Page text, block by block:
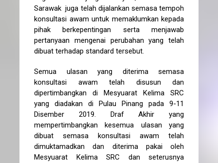
Sarawak juga telah dijalankan semasa tempoh
konsultasi awam untuk memaklumkan kepada
pihak berkepentingan serta menjawab
pertanyaan mengenai perubahan yang telah
dibuat terhadap standard tersebut.
Semua ulasan yang diterima semasa
konsultasi awam telah disusun dan
dipertimbangkan di Mesyuarat Kelima SRC
yang diadakan di Pulau Pinang pada 9-11
Disember 2019. Draf Akhir yang
mempertimbangkan kesemua ulasan yang
dibuat semasa konsultasi awam telah
dimuktamadkan dan diterima pakai oleh
Mesyuarat Kelima SRC dan seterusnya